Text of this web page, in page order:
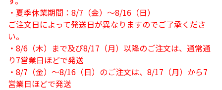
・夏季休業期間：8/7（金）～8/16（日）
ご注文日によって発送日が異なりますのでご了承くださ
い。
・8/6（木）まで及び8/17（月）以降のご注文は、通常通
り7営業日ほどで発送
・8/7（金）～8/16（日）のご注文は、8/17（月）から7
営業日ほどで発送